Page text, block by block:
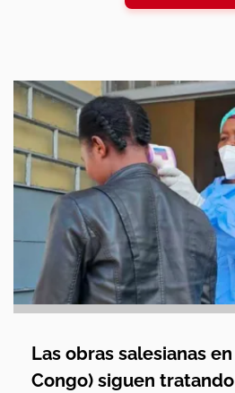
Las obras salesianas
Congo) siguen